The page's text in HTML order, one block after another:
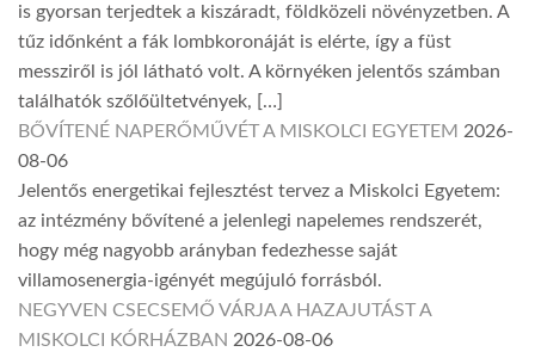
is gyorsan terjedtek a kiszáradt, földközeli növényzetben. A
tűz időnként a fák lombkoronáját is elérte, így a füst
messziről is jól látható volt. A környéken jelentős számban
találhatók szőlőültetvények, […]
BŐVÍTENÉ NAPERŐMŰVÉT A MISKOLCI EGYETEM 2026-
08-06
Jelentős energetikai fejlesztést tervez a Miskolci Egyetem:
az intézmény bővítené a jelenlegi napelemes rendszerét,
hogy még nagyobb arányban fedezhesse saját
villamosenergia-igényét megújuló forrásból.
NEGYVEN CSECSEMŐ VÁRJA A HAZAJUTÁST A
MISKOLCI KÓRHÁZBAN 2026-08-06